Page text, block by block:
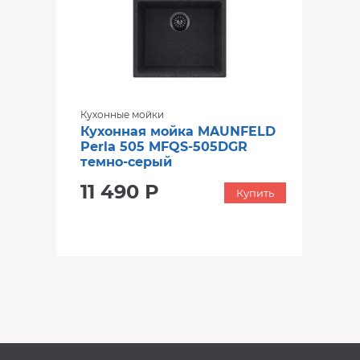
Кухонные мойки
Кухонная мойка MAUNFELD
Perla 505 MFQS-505DGR
темно-серый
11 490 Р Купить